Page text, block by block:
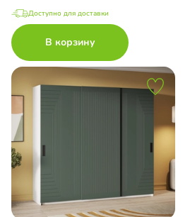
Доступно для доставки
В корзину